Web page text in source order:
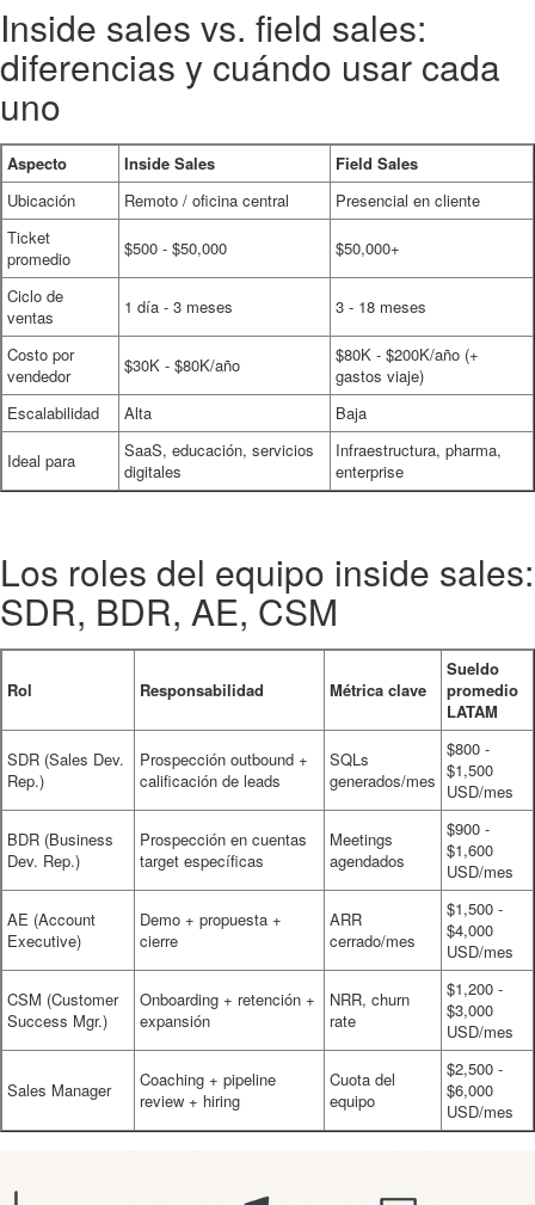
Inside sales vs. field sales:
diferencias y cuándo usar cada
uno
Aspecto Inside Sales
Field Sales
Ubicación
Remoto / oficina central
Presencial en cliente
Ticket
promedio
$500 - $50,000 $50,000+
Ciclo de
ventas
1 día - 3 meses 3 - 18 meses
Costo por
vendedor
$30K - $80K/año
$80K - $200K/año (+
gastos viaje)
Escalabilidad
Alta Baja
Ideal para
SaaS, educación, servicios
digitales
Infraestructura, pharma,
enterprise
Los roles del equipo inside sales:
SDR, BDR, AE, CSM
Rol Responsabilidad Métrica clave
Sueldo
promedio
LATAM
SDR (Sales Dev.
Rep.)
Prospección outbound +
calificación de leads
SQLs
generados/mes
$800 -
$1,500
USD/mes
BDR (Business
Dev. Rep.)
Prospección en cuentas
target específicas
Meetings
agendados
$900 -
$1,600
USD/mes
AE (Account
Executive)
Demo + propuesta +
cierre
ARR
cerrado/mes
$1,500 -
$4,000
USD/mes
CSM (Customer
Success Mgr.)
Onboarding + retención +
expansión
NRR, churn
rate
$1,200 -
$3,000
USD/mes
Sales Manager
Coaching + pipeline
review + hiring
Cuota del
equipo
$2,500 -
$6,000
USD/mes